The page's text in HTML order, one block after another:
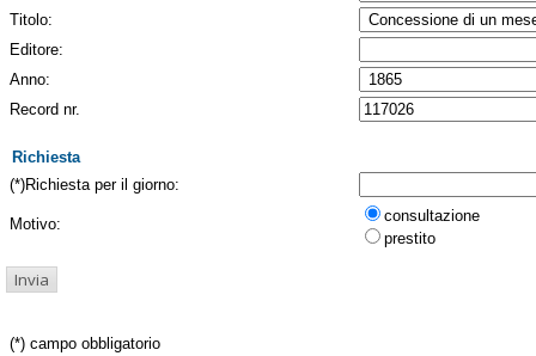
Titolo:
Editore:
Anno:
Record nr.
Richiesta
(*)Richiesta per il giorno:
Motivo:
consultazione
prestito
(*) campo obbligatorio